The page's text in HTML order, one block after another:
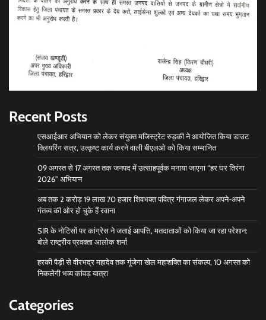
Recent Posts
एसआईआर अभियान को लेकर संयुक्त मजिस्ट्रेट रुड़की ने आयोजित किया डाउट
क्लियरिंग सत्र, उत्कृष्ट कार्य करने वाली बीएलओ को किया सम्मानित
09 अगस्त से 17 अगस्त तक जनपद में उत्साहपूर्वक मनाया जाएगा “हर घर तिरंगा
2026” अभियान
अब तक 2 करोड़ 19 लाख 70 हजार शिवभक्त पवित्र गंगाजल लेकर अपने-अपने
गंतव्य की ओर हो चुके हैं रवाना
SIR के नोटिसों पर कांग्रेस ने जताई आपत्ति, मतदाताओं को किया जा रहा परेशान:
बोले राष्ट्रीय प्रवक्ता आलोक शर्मा
हरकी पैड़ी से वीरभद्र महादेव तक गूंजेगा खेल महाशक्ति का संकल्प, 10 अगस्त को
निकलेगी भव्य कांवड़ यात्रा
Categories